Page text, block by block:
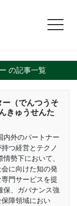
の記事一覧
（でんつうそ
きゅうせんた
内外のパートナー
つ経営とテクノ
勢下において、
に向けた知の発
門サービスを提
保、ガバナンス強
障領域におい